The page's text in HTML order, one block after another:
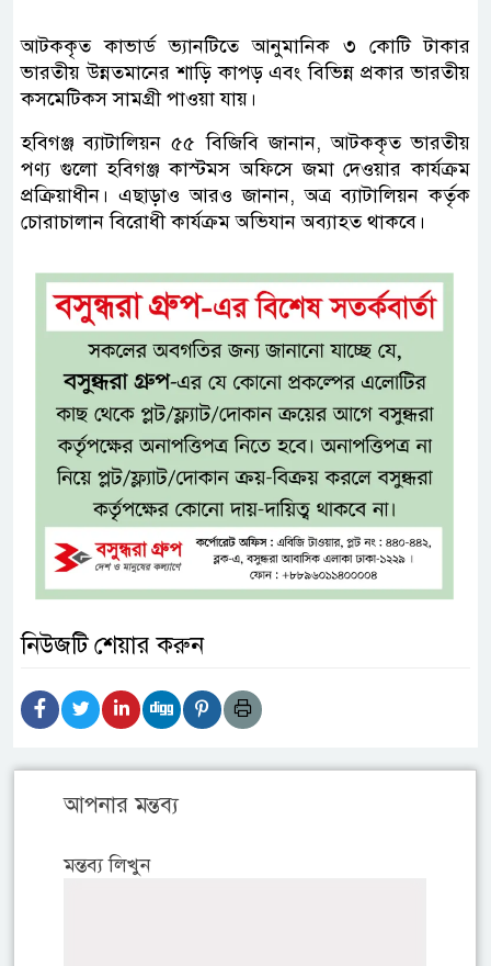
আটককৃত কাভার্ড ভ্যানটিতে আনুমানিক ৩ কোটি টাকার
ভারতীয় উন্নতমানের শাড়ি কাপড় এবং বিভিন্ন প্রকার ভারতীয়
কসমেটিকস সামগ্রী পাওয়া যায়।
হবিগঞ্জ ব্যাটালিয়ন ৫৫ বিজিবি জানান, আটককৃত ভারতীয়
পণ্য গুলো হবিগঞ্জ কাস্টমস অফিসে জমা দেওয়ার কার্যক্রম
প্রক্রিয়াধীন। এছাড়াও আরও জানান, অত্র ব্যাটালিয়ন কর্তৃক
চোরাচালান বিরোধী কার্যক্রম অভিযান অব্যাহত থাকবে।
নিউজটি শেয়ার করুন
আপনার মন্তব্য
মন্তব্য লিখুন